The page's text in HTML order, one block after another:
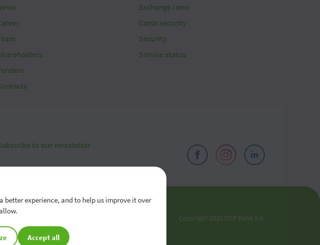
Exchange rates
Cards security
Security
Service status
to our newsletter
Preferences
Copyright 2026 OTP Bank S.A.
better experience, and to help us improve it over
Accept all